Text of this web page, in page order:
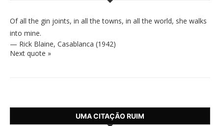
Of all the gin joints, in all the towns, in all the world, she walks
into mine.
— Rick Blaine, Casablanca (1942)
Next quote »
UMA CITAÇÃO RUIM